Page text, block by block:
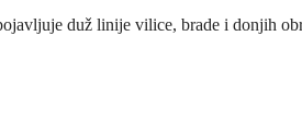
duž linije vilice, brade i donjih